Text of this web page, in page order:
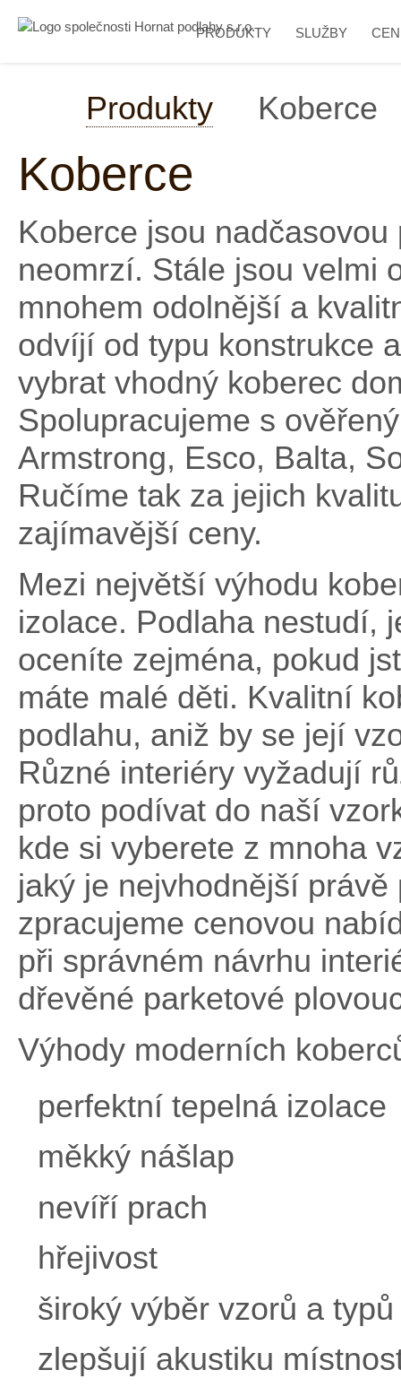
PRODUKTY SLUŽBY
Produkty Koberce
Koberce
Koberce jsou
neomrzí. Stále jsou velmi
mnohem odolnější a
odvíjí od typu konstrukce
vybrat vhodný koberec
Spolupracujeme s
Armstrong, Esco, Balta,
Ručíme tak za jejich
zajímavější ceny.
Mezi největší výhodu
izolace. Podlaha nestudí,
oceníte zejména, pokud
máte malé děti. Kvalitní
podlahu, aniž by se její
Různé interiéry vyžadují
proto podívat do naší
kde si vyberete z mnoha
jaký je nejvhodnější
zpracujeme cenovou
při správném návrhu
dřevěné parketové
Výhody moderních
perfektní tepelná izolace
měkký nášlap
nevíří prach
hřejivost
široký výběr vzorů a typů
zlepšují akustiku